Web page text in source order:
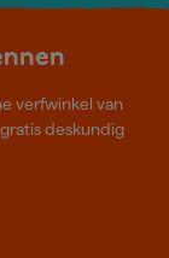
verfwinkel van
deskundig